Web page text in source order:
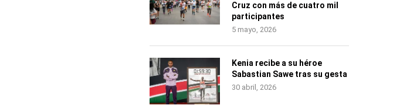
Cruz con más de cuatro mil
participantes
5 mayo, 2026
Kenia recibe a su héroe
Sabastian Sawe tras su gesta
30 abril, 2026